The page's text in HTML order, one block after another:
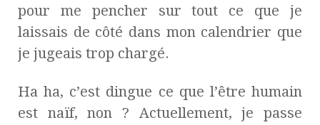
pour me pencher sur tout ce que je
laissais de côté dans mon calendrier que
je jugeais trop chargé.
Ha ha, c’est dingue ce que l’être humain
est naïf, non ? Actuellement, je passe